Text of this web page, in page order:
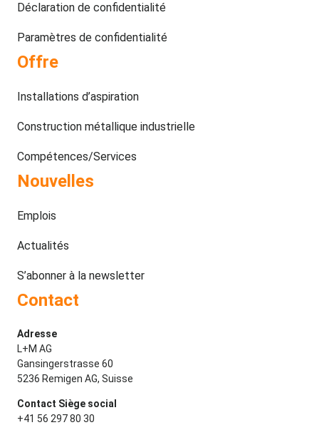
Déclaration de confidentialité
Paramètres de confidentialité
Offre
Installations d’aspiration
Construction métallique industrielle
Compétences/Services
Nouvelles
Emplois
Actualités
S’abonner à la newsletter
Contact
Adresse
L+M AG
Gansingerstrasse 60
5236 Remigen AG, Suisse
Contact Siège social
+41 56 297 80 30